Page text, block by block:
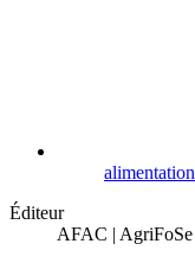
alimentation
Éditeur
AFAC | AgriFoSe